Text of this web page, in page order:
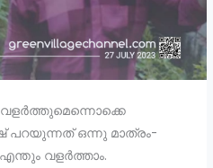
ഒന്നു മാത്രം-
വളർത്താം.